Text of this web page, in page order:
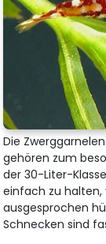
Die
gehören zum
der 30-Liter-
einfach zu halten,
ausgesprochen
Schnecken sind